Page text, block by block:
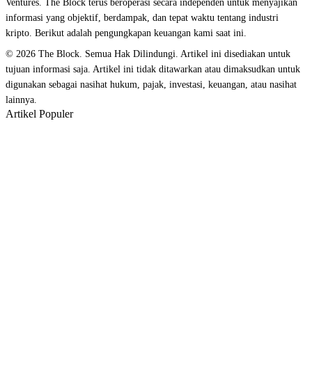
Ventures. The Block terus beroperasi secara independen untuk menyajikan
informasi yang objektif, berdampak, dan tepat waktu tentang industri
kripto. Berikut adalah pengungkapan keuangan kami saat ini.
© 2026 The Block. Semua Hak Dilindungi. Artikel ini disediakan untuk
tujuan informasi saja. Artikel ini tidak ditawarkan atau dimaksudkan untuk
digunakan sebagai nasihat hukum, pajak, investasi, keuangan, atau nasihat
lainnya.
Artikel Populer